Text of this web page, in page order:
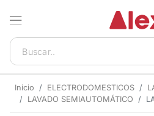
Inicio ELECTRODOMESTICOS
LAVADO SEMIAUTOMÁTICO